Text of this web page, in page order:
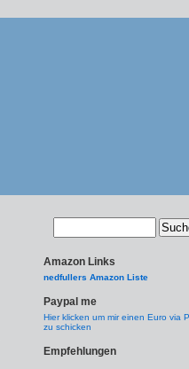
Amazon Links
nedfullers Amazon Liste
Paypal me
Hier klicken um mir einen Euro via
zu schicken
Empfehlungen